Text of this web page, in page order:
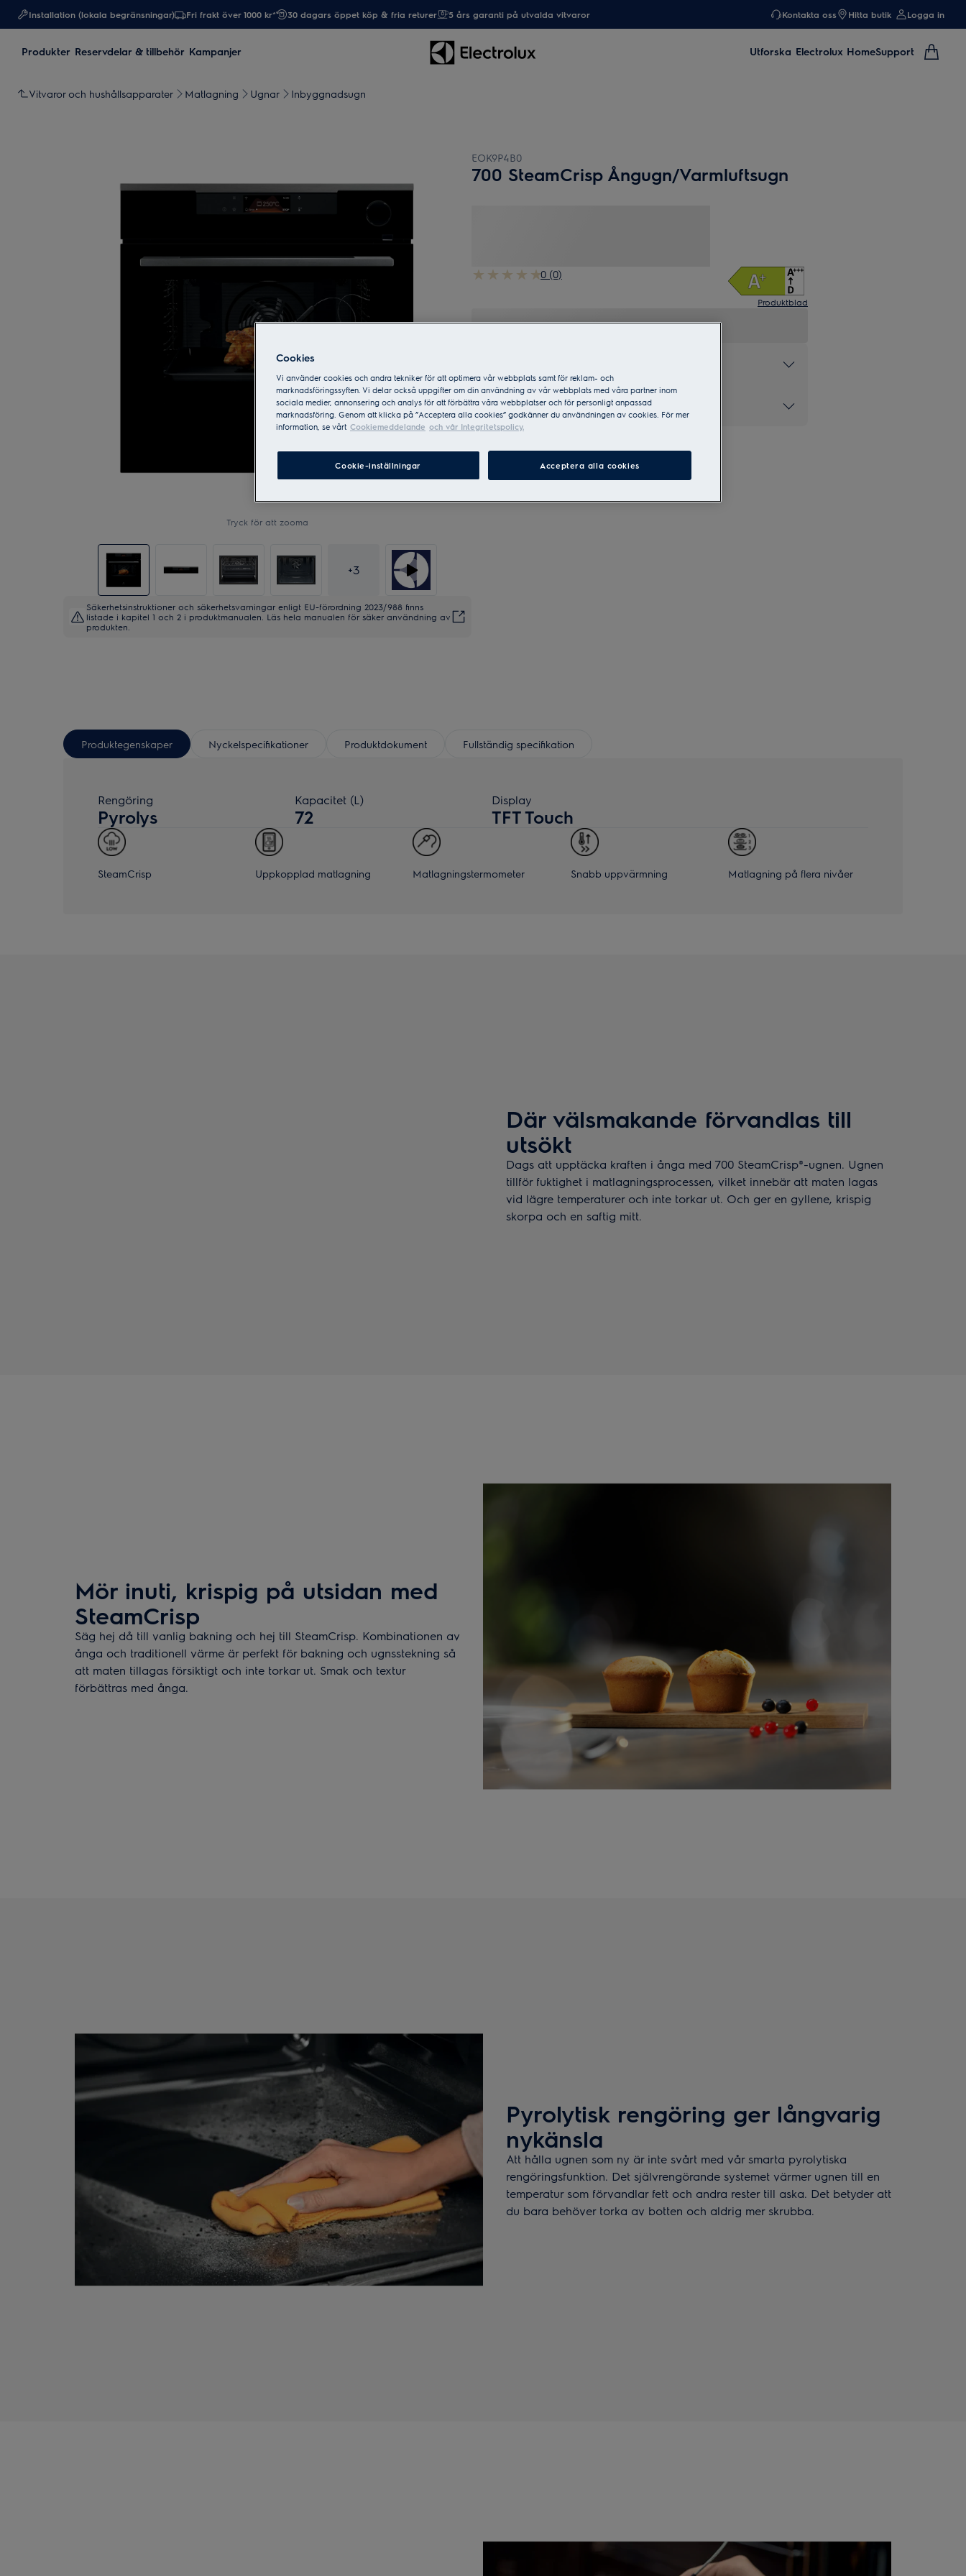
Installation (lokala begränsningar) Fri frakt över 1000 kr* 30 dagars öppet köp & fria returer 5 års garanti på utvalda vitvaror Kontakta oss Hitta butik Logga in
Produkter Reservdelar & tillbehör Kampanjer Utforska Electrolux HomeSupport
Vitvaror och hushållsapparater Matlagning Ugnar Inbyggnadsugn
Tryck för att zooma
+3
Säkerhetsinstruktioner och säkerhetsvarningar enligt EU-förordning 2023/988 finns
listade i kapitel 1 och 2 i produktmanualen. Läs hela manualen för säker användning av
produkten.
EOK9P4B0
700 SteamCrisp Ångugn/Varmluftsugn
0 (0)
Produktblad
Sveriges mest sålda varumärke inom ugnar*
Produktegenskaper Nyckelspecifikationer Produktdokument Fullständig specifikation
Rengöring
Pyrolys
Kapacitet (L)
72
Display
TFT Touch
SteamCrisp Uppkopplad matlagning Matlagningstermometer Snabb uppvärmning Matlagning på flera nivåer
Där välsmakande förvandlas till
utsökt
Dags att upptäcka kraften i ånga med 700 SteamCrisp®-ugnen. Ugnen
tillför fuktighet i matlagningsprocessen, vilket innebär att maten lagas
vid lägre temperaturer och inte torkar ut. Och ger en gyllene, krispig
skorpa och en saftig mitt.
Mör inuti, krispig på utsidan med
SteamCrisp
Säg hej då till vanlig bakning och hej till SteamCrisp. Kombinationen av
ånga och traditionell värme är perfekt för bakning och ugnsstekning så
att maten tillagas försiktigt och inte torkar ut. Smak och textur
förbättras med ånga.
Pyrolytisk rengöring ger långvarig
nykänsla
Att hålla ugnen som ny är inte svårt med vår smarta pyrolytiska
rengöringsfunktion. Det självrengörande systemet värmer ugnen till en
temperatur som förvandlar fett och andra rester till aska. Det betyder att
du bara behöver torka av botten och aldrig mer skrubba.
Cookies
Vi använder cookies och andra tekniker för att optimera vår webbplats samt för reklam- och
marknadsföringssyften. Vi delar också uppgifter om din användning av vår webbplats med våra partner inom
sociala medier, annonsering och analys för att förbättra våra webbplatser och för personligt anpassad
marknadsföring. Genom att klicka på ”Acceptera alla cookies” godkänner du användningen av cookies. För mer
information, se vårt Cookiemeddelande och vår Integritetspolicy.
Cookie-inställningar Acceptera alla cookies